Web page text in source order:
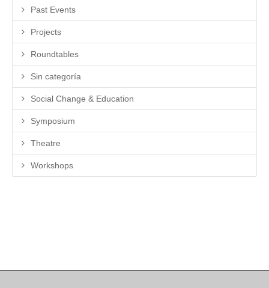
Past Events
Projects
Roundtables
Sin categoría
Social Change & Education
Symposium
Theatre
Workshops